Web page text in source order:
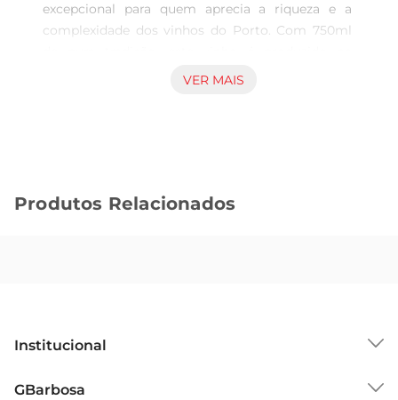
excepcional para quem aprecia a riqueza e a
complexidade dos vinhos do Porto. Com 750ml
renomada região do Douro, em Portugal, onde
Este vinho apresenta uma coloração rubi intensa,
para ser apreciado puro ou acompanhado de
elaborados.
VER MAIS
Produtos Relacionados
Institucional
GBarbosa